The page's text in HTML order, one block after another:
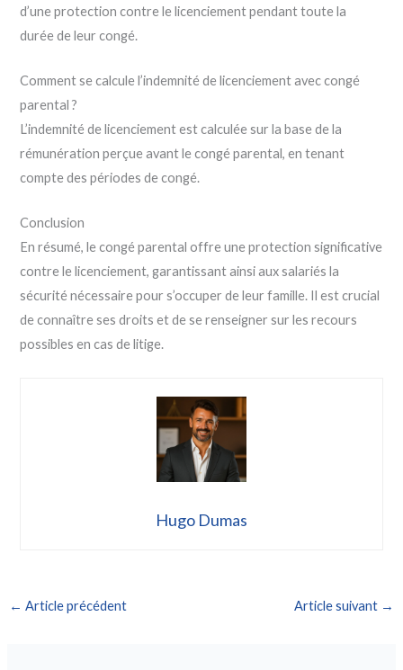
d’une protection contre le licenciement pendant toute la
durée de leur congé.
Comment se calcule l’indemnité de licenciement avec congé
parental ?
L’indemnité de licenciement est calculée sur la base de la
rémunération perçue avant le congé parental, en tenant
compte des périodes de congé.
Conclusion
En résumé, le congé parental offre une protection significative
contre le licenciement, garantissant ainsi aux salariés la
sécurité nécessaire pour s’occuper de leur famille. Il est crucial
de connaître ses droits et de se renseigner sur les recours
possibles en cas de litige.
Hugo Dumas
← Article précédent Article suivant →